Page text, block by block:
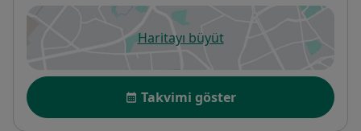
Haritayı büyütyeni bir sekmede açılır
Uygunluk
Takvimi göster